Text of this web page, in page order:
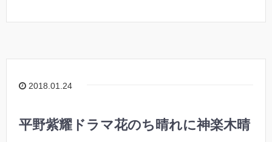
2018.01.24
平野紫耀ドラマ花のち晴れに神楽木晴